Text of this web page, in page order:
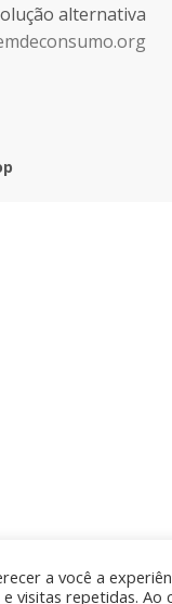
a você a
visitas repetidas. Ao
alternativa